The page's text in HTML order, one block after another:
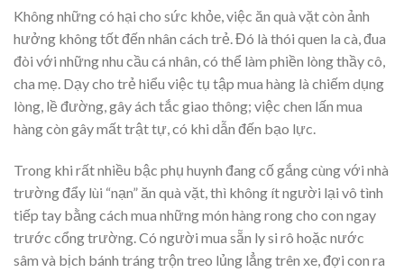
Không những có hại cho sức khỏe, việc ăn quà vặt còn ảnh
hưởng không tốt đến nhân cách trẻ. Đó là thói quen la cà, đua
đòi với những nhu cầu cá nhân, có thể làm phiền lòng thầy cô,
cha mẹ. Dạy cho trẻ hiểu việc tụ tập mua hàng là chiếm dụng
lòng, lề đường, gây ách tắc giao thông; việc chen lấn mua
hàng còn gây mất trật tự, có khi dẫn đến bạo lực.
Trong khi rất nhiều bậc phụ huynh đang cố gắng cùng với nhà
trường đẩy lùi “nạn” ăn quà vặt, thì không ít người lại vô tình
tiếp tay bằng cách mua những món hàng rong cho con ngay
trước cổng trường. Có người mua sẵn ly si rô hoặc nước
sâm và bịch bánh tráng trộn treo lủng lẳng trên xe, đợi con ra